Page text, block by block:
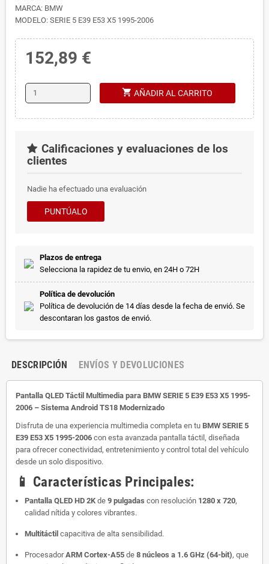
MARCA: BMW
MODELO: SERIE 5 E39 E53 X5 1995-2006
152,89 €
shopping_cart AÑADIR AL CARRITO
Calificaciones y evaluaciones de los
clientes
Nadie ha efectuado una evaluación
PUNTÚALO
Plazos de entrega
Selecciona la rapidez de tu envio, en 24H o 72H
Política de devolución
Política de devolución de 14 días desde la fecha de envió. Se
descontaran los gastos de envió.
DESCRIPCIÓN ENVÍOS Y DEVOLUCIONES
Pantalla QLED Táctil Multimedia para BMW SERIE 5 E39 E53 X5 1995-
2006 – Sistema Android TS18 Modernizado
Disfruta de una experiencia multimedia completa en tu BMW SERIE 5
E39 E53 X5 1995-2006 con esta avanzada pantalla táctil, diseñada
para ofrecer conectividad, entretenimiento y control total del vehículo
desde un solo dispositivo.
📱 Características Principales:
Pantalla QLED HD 2K de 9 pulgadas con resolución 1280 x 720,
calidad nítida y colores vibrantes.
Multitáctil capacitiva de alta sensibilidad.
ProcesadorARM Cortex-A55 de 8 núcleos a 1.6 GHz (64-bit), que